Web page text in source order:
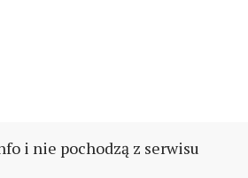
i nie pochodzą z serwisu